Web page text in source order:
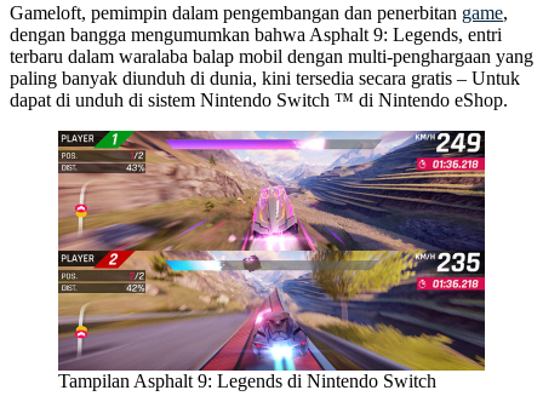
Gameloft, pemimpin dalam pengembangan dan penerbitan game,
dengan bangga mengumumkan bahwa Asphalt 9: Legends, entri
terbaru dalam waralaba balap mobil dengan multi-penghargaan yang
paling banyak diunduh di dunia, kini tersedia secara gratis – Untuk
dapat di unduh di sistem Nintendo Switch ™ di Nintendo eShop.
Tampilan Asphalt 9: Legends di Nintendo Switch